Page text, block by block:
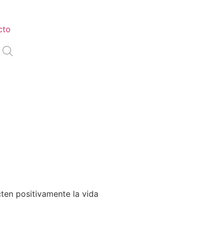
positivamente la vida